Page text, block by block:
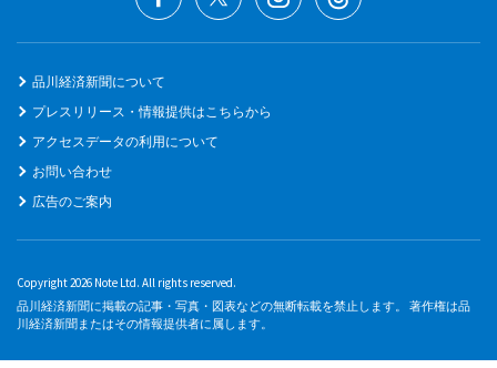
品川経済新聞について
プレスリリース・情報提供はこちらから
アクセスデータの利用について
お問い合わせ
広告のご案内
Copyright 2026 Note Ltd. All rights reserved.
品川経済新聞に掲載の記事・写真・図表などの無断転載を禁止します。 著作権は品
川経済新聞またはその情報提供者に属します。